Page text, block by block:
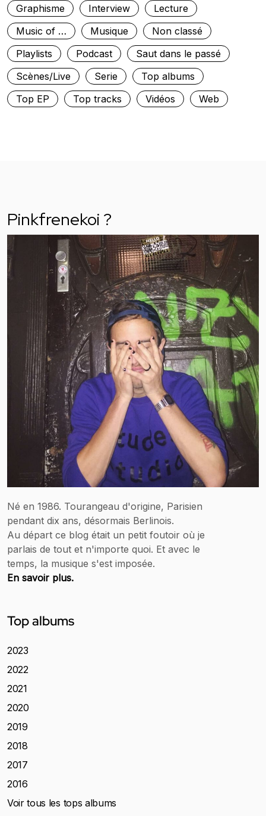
Graphisme
Interview
Lecture
Music of …
Musique
Non classé
Playlists
Podcast
Saut dans le passé
Scènes/Live
Serie
Top albums
Top EP
Top tracks Vidéos Web
Pinkfrenekoi ?
Né en 1986. Tourangeau d'origine, Parisien
pendant dix ans, désormais Berlinois.
Au départ ce blog était un petit foutoir où je
parlais de tout et n'importe quoi. Et avec le
temps, la musique s'est imposée.
En savoir plus.
Top albums
2023
2022
2021
2020
2019
2018
2017
2016
Voir tous les tops albums